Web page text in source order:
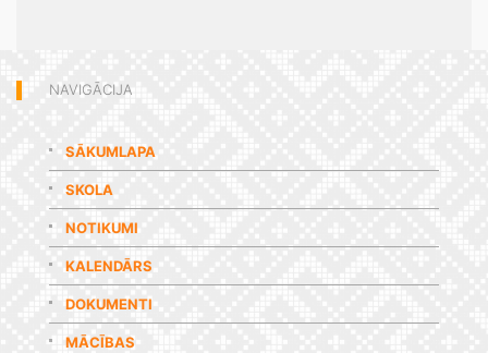
NAVIGĀCIJA
SĀKUMLAPA
SKOLA
NOTIKUMI
KALENDĀRS
DOKUMENTI
MĀCĪBAS